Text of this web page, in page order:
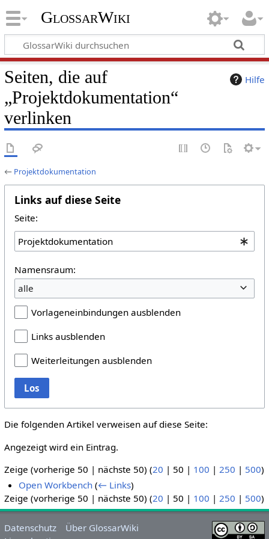
GlossarWiki
Hilfe
Seiten, die auf
„Projektdokumentation“
verlinken
← Projektdokumentation
Links auf diese Seite
Seite:
Namensraum:
alle
Vorlageneinbindungen ausblenden
Links ausblenden
Weiterleitungen ausblenden
Los
Die folgenden Artikel verweisen auf diese Seite:
Angezeigt wird ein Eintrag.
Zeige (vorherige 50 | nächste 50) (20 | 50 | 100 | 250 | 500)
Open Workbench (← Links)
Zeige (vorherige 50 | nächste 50) (20 | 50 | 100 | 250 | 500)
Datenschutz
Über GlossarWiki